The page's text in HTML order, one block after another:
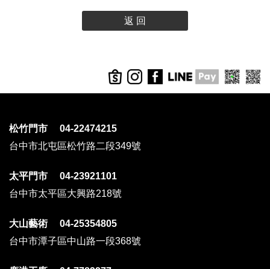
返 回
松竹門市 04-22474215
台中市北屯區松竹路二段349號
太平門市 04-23921101
台中市太平區大興路218號
大山藝術 04-25354805
台中市潭子區中山路一段368號